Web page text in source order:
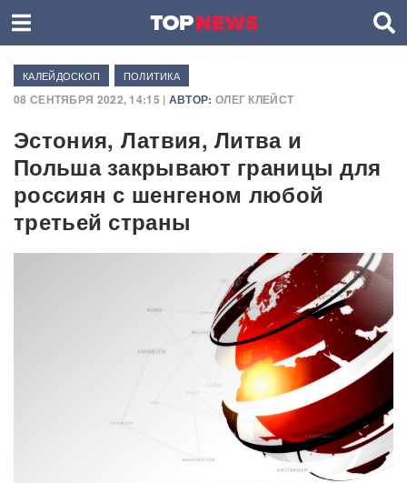
КАЛЕЙДОСКОП ПОЛИТИКА
08 СЕНТЯБРЯ 2022, 14:15 | АВТОР: ОЛЕГ КЛЕЙСТ
Эстония, Латвия, Литва и
Польша закрывают границы для
россиян с шенгеном любой
третьей страны